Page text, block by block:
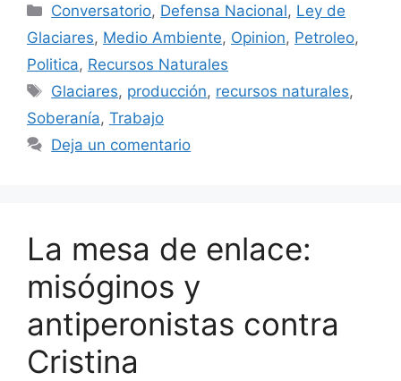
Conversatorio, Defensa Nacional, Ley de
Glaciares, Medio Ambiente, Opinion, Petroleo,
Politica, Recursos Naturales
Glaciares, producción, recursos naturales,
Soberanía, Trabajo
Deja un comentario
La mesa de enlace:
misóginos y
antiperonistas contra
Cristina